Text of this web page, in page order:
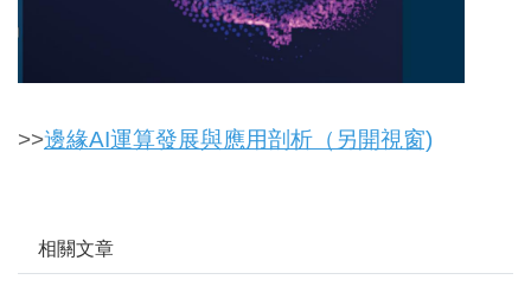
>>邊緣AI運算發展與應用剖析（另開視窗)
相關文章